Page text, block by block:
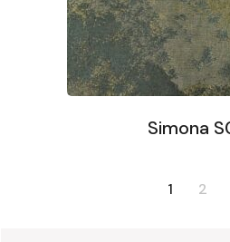
Simona
1 2